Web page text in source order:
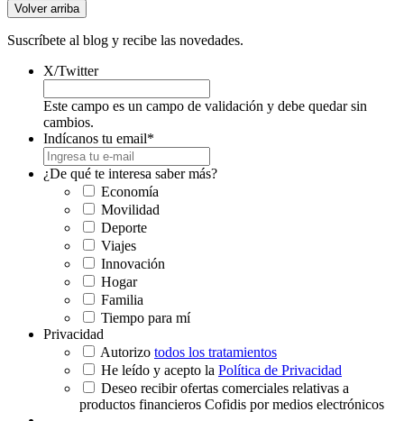
Volver arriba
Suscríbete al blog y recibe las novedades.
X/Twitter
Este campo es un campo de validación y debe quedar sin
cambios.
Indícanos tu email*
¿De qué te interesa saber más?
Economía
Movilidad
Deporte
Viajes
Innovación
Hogar
Familia
Tiempo para mí
Privacidad
Autorizo todos los tratamientos
He leído y acepto la Política de Privacidad
Deseo recibir ofertas comerciales relativas a
productos financieros Cofidis por medios electrónicos